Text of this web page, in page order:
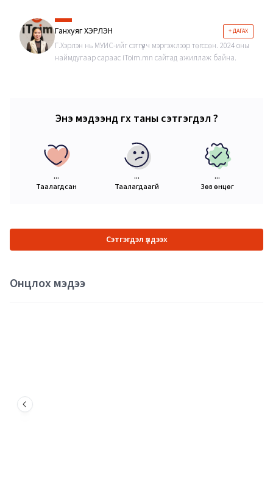
Ганхуяг ХЭРЛЭН + ДАГАХ
Г.Хэрлэн нь МУИС-ийг сэтгүүлч мэргэжлээр төгссөн. 2024 оны
наймдугаар сараас iToim.mn сайтад ажиллаж байна.
Энэ мэдээнд өгөх таны сэтгэгдэл ?
...
Таалагдсан
...
Таалагдаагүй
...
Зөв өнцөг
Сэтгэгдэл үлдээх
Онцлох мэдээ